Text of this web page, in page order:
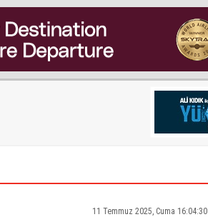
11 Temmuz 2025, Cuma 16:04:30